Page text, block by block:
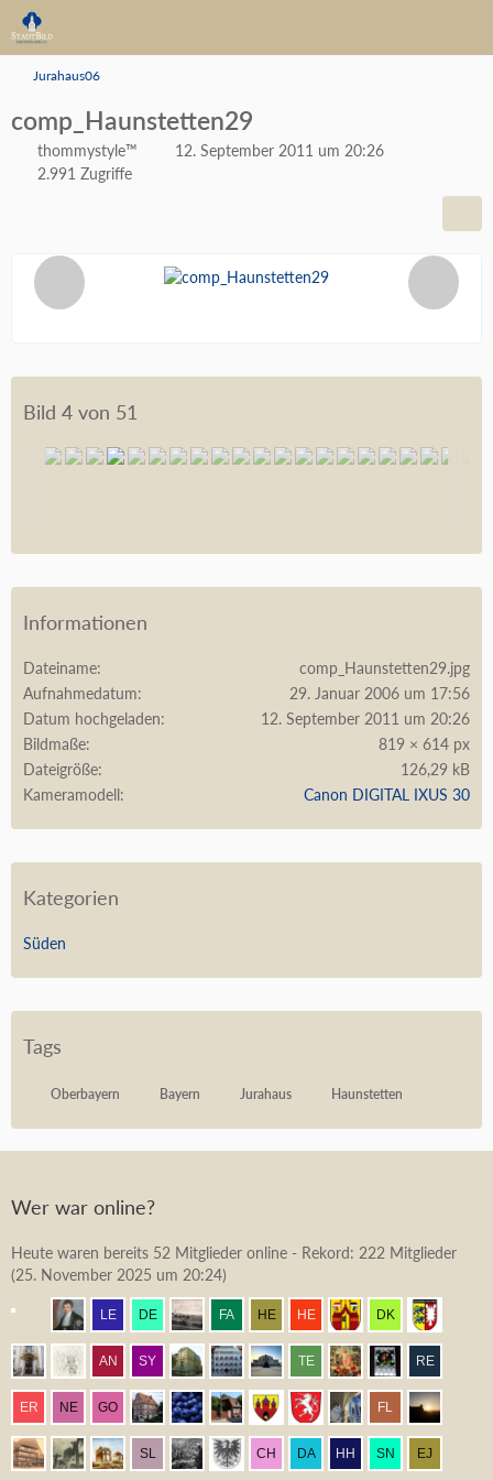
Jurahaus06
comp_Haunstetten29
thommystyle™
12. September 2011 um 20:26
2.991 Zugriffe
Bild 4 von 51
Informationen
Dateiname
comp_Haunstetten29.jpg
Aufnahmedatum
29. Januar 2006 um 17:56
Datum hochgeladen
12. September 2011 um 20:26
Bildmaße
819 × 614 px
Dateigröße
126,29 kB
Kameramodell
Canon DIGITAL IXUS 30
Kategorien
Süden
Tags
Oberbayern Bayern Jurahaus Haunstetten
Wer war online?
Heute waren bereits 52 Mitglieder online - Rekord: 222 Mitglieder
(25. November 2025 um 20:24)